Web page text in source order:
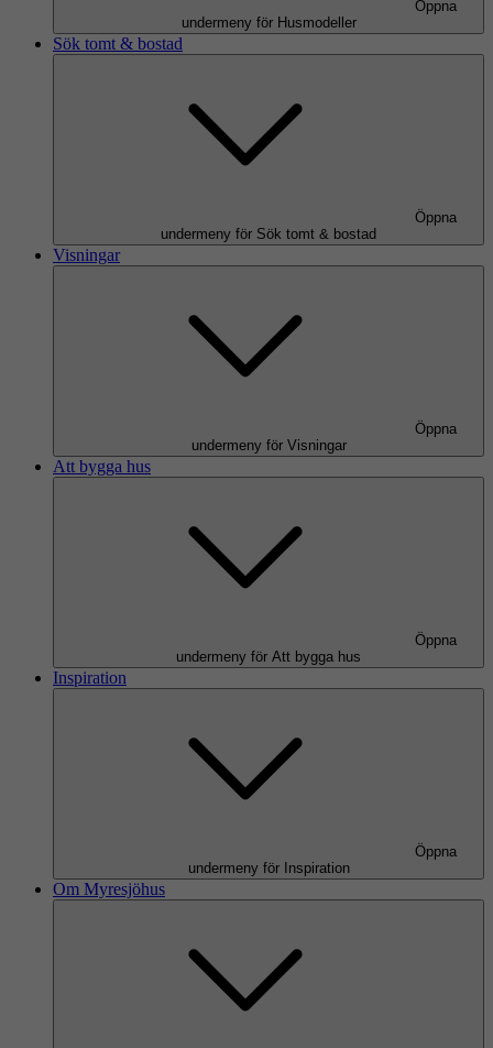
Öppna
undermeny för Husmodeller
Sök tomt & bostad
Öppna
undermeny för Sök tomt & bostad
Visningar
Öppna
undermeny för Visningar
Att bygga hus
Öppna
undermeny för Att bygga hus
Inspiration
Öppna
undermeny för Inspiration
Om Myresjöhus